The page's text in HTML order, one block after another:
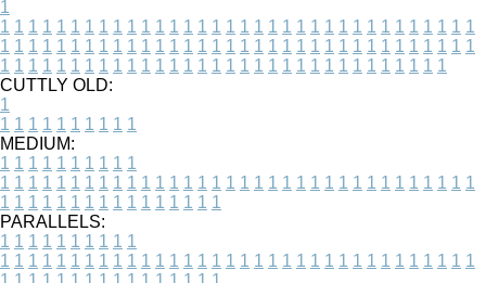
1
1 1 1 1 1 1 1 1 1 1 1 1 1 1 1 1 1 1 1 1 1 1 1 1 1 1 1 1 1 1 1 1 1 1
1 1 1 1 1 1 1 1 1 1 1 1 1 1 1 1 1 1 1 1 1 1 1 1 1 1 1 1 1 1 1 1 1 1
1 1 1 1 1 1 1 1 1 1 1 1 1 1 1 1 1 1 1 1 1 1 1 1 1 1 1 1 1 1 1 1
CUTTLY OLD:
1
1 1 1 1 1 1 1 1 1 1
MEDIUM:
1 1 1 1 1 1 1 1 1 1
1 1 1 1 1 1 1 1 1 1 1 1 1 1 1 1 1 1 1 1 1 1 1 1 1 1 1 1 1 1 1 1 1 1
1 1 1 1 1 1 1 1 1 1 1 1 1 1 1 1
PARALLELS:
1 1 1 1 1 1 1 1 1 1
1 1 1 1 1 1 1 1 1 1 1 1 1 1 1 1 1 1 1 1 1 1 1 1 1 1 1 1 1 1 1 1 1 1